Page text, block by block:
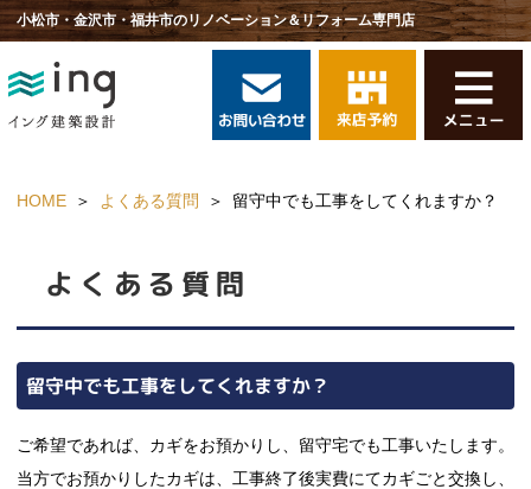
小松市・金沢市・福井市のリノベーション＆リフォーム専門店
HOME よくある質問 留守中でも工事をしてくれますか？
よくある質問
留守中でも工事をしてくれますか？
ご希望であれば、カギをお預かりし、留守宅でも工事いたします。
当方でお預かりしたカギは、工事終了後実費にてカギごと交換し、